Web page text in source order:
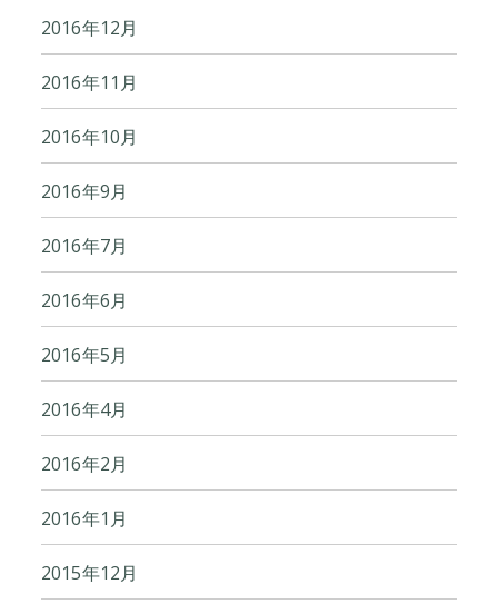
2016年12月
2016年11月
2016年10月
2016年9月
2016年7月
2016年6月
2016年5月
2016年4月
2016年2月
2016年1月
2015年12月